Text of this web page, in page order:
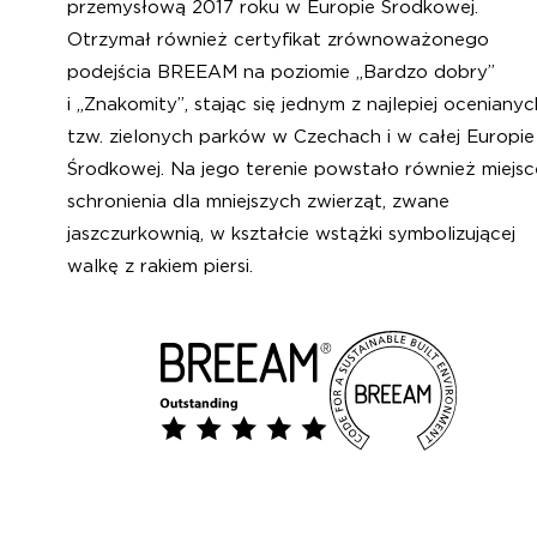
przemysłową 2017 roku w Europie Środkowej.
Otrzymał również certyfikat zrównoważonego
podejścia BREEAM na poziomie „Bardzo dobry”
i „Znakomity”, stając się jednym z najlepiej
tzw. zielonych parków w Czechach i w całej Europie
Środkowej. Na jego terenie powstało również
schronienia dla mniejszych zwierząt, zwane
jaszczurkownią, w kształcie wstążki symbolizującej
walkę z rakiem piersi.